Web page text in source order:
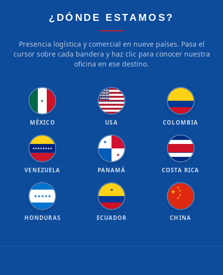
¿DÓNDE ESTAMOS?
Presencia logística y comercial en nueve países. Pasa el
cursor sobre cada bandera y haz clic para conocer nuestra
oficina en ese destino.
★
MÉXICO
★★★★★
★★★★★
★★★★★
★★★★★
USA COLOMBIA
★★★★★★★★
VENEZUELA
★
★
PANAMÁ COSTA RICA
★★★★★
HONDURAS
★
ECUADOR
★
★
★
★
★
CHINA